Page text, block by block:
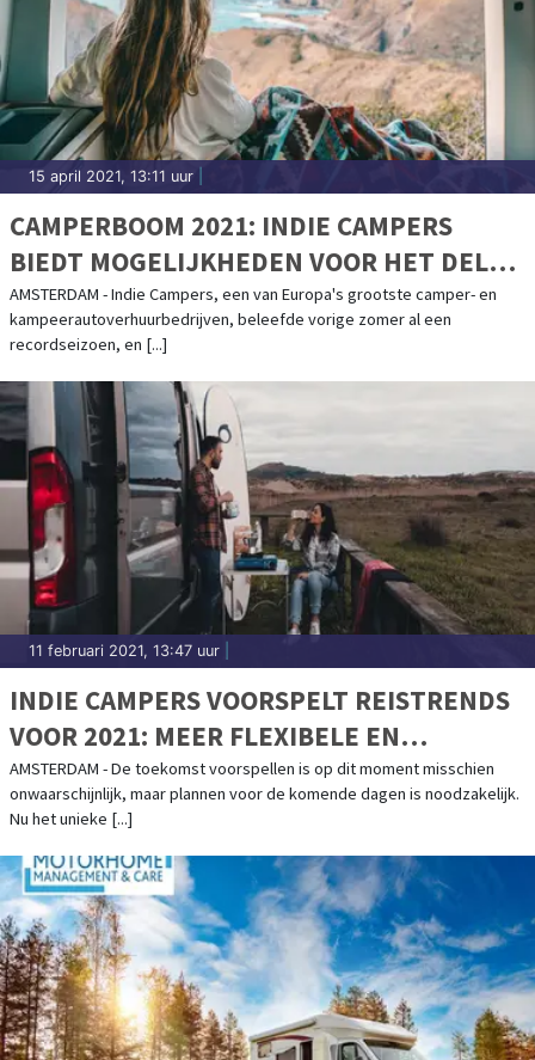
15 april 2021, 13:11 uur
CAMPERBOOM 2021: INDIE CAMPERS
BIEDT MOGELIJKHEDEN VOOR HET DELEN
VAN CAMPERS
AMSTERDAM - Indie Campers, een van Europa's grootste camper- en
kampeerautoverhuurbedrijven, beleefde vorige zomer al een
recordseizoen, en [...]
11 februari 2021, 13:47 uur
INDIE CAMPERS VOORSPELT REISTRENDS
VOOR 2021: MEER FLEXIBELE EN
AUTHENTIEKE REISERVARINGEN
ONDERWEG
AMSTERDAM - De toekomst voorspellen is op dit moment misschien
onwaarschijnlijk, maar plannen voor de komende dagen is noodzakelijk.
Nu het unieke [...]